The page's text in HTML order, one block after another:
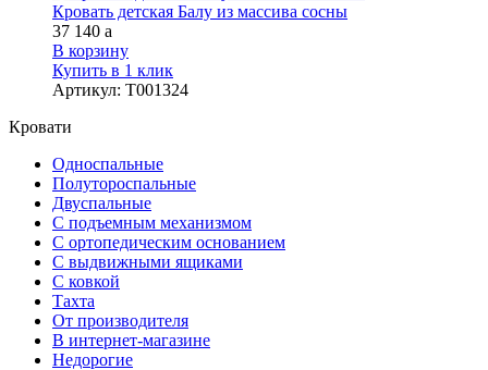
Кровать детская Балу из массива сосны
37 140 a
В корзину
Купить в 1 клик
Артикул: Т001324
Кровати
Односпальные
Полутороспальные
Двуспальные
С подъемным механизмом
С ортопедическим основанием
С выдвижными ящиками
С ковкой
Тахта
От производителя
В интернет-магазине
Недорогие